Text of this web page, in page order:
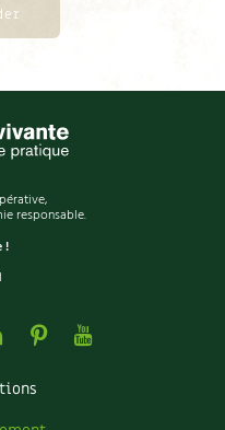
responsable.
!
Linkedin
PinterestYoutube